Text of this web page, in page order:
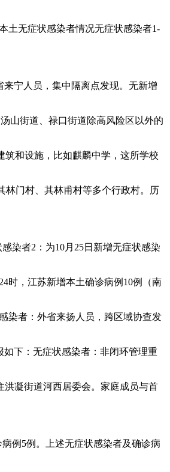
土无症状感染者情况无症状感染者1-
来宁人员，集中隔离点发现。无新增
山街道、禄口街道除高风险区以外的
筑和设施，比如麒麟中学，这所学校
林门村、其林甫村等多个行政村。历
染者2：为10月25日新增无症状感染
时，江苏新增本土确诊病例10例（南
染者：外省来扬人员，跨区域协查发
如下：无症状感染者：非闭环管理重
洪凝街道河西居委会。家庭成员与首
例5例。上述无症状感染者及确诊病